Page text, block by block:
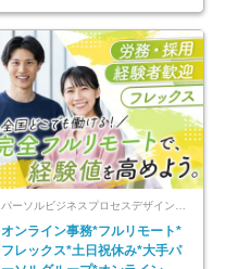
パーソルビジネスプロセスデザイン株式会社 事業開発本部
オンライン事務*フルリモート*
フレックス*土日祝休み*大手パ